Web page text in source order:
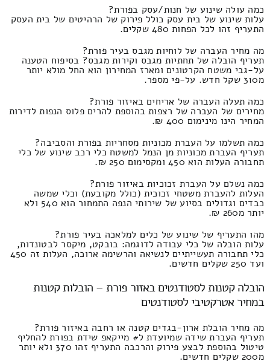
כמה עולה שינוע של חנות/עסק בפורת?
עלות שינוע של בית עסק כולל פירוק של הרהיטים של בית העסק
התעריף זהו לכל הפחות 480 שקלים.
מה מחיר העברה של לוחיות מגבס בעיר פורת?
תעריף הובלה של תחתיות מגבס וקירות מגבס? בסיפוח הטענה
על-גבי משטח הקרטונים ומארז המחירון הוא החל מולא יותר
מ310 שקל חדש. על-פי מספר.
כמה תעלה העברה של אריחים באיזור פורת?
מחירים של העברה של רצפות בהוספת להרים פלוס הנפות לדירות
המחיר הינו מינימום 400 ₪.
כמה תשלמו על העברת מכוניות מסחריות בפורת והסביבה?
תעריף העברת מכוניות מן הנמל למשטח כלי רכב שינוע של כלי
תחבורה העלות הוא 450 ומקסימום 250 ₪.
כמה נשלם על העברת זכוכיות באיזור פורת?
העלות להעברת משטחי זכוכית (כולל מקובעת) וכלי שמשה
כבדים וגדולים בסיוע של שירותי הנפה התמחור הוא 540 ולא
יותר מ260 ₪.
מהו התעריף של שינוע של כלים למלאכה בעיר פורת?
עלות הובלה של כלי עבודה לדוגמה: בובקט, מיקסר לבטונדות,
כלי תחבורה תעשייתיים לנשיאה והרשימה ארוכה, העלות זה 450
ועד 250 שקלים חדשים.
הובלה קטנות לסטודנטים באזור פורת – הובלות קטנות
במחיר אטרקטיבי לסטודנטים
מה מחיר הובלת ארון-בגדים קטנה או רחבה באיזור פורת?
תעריף העברת שידה שמיועדת ל# מייקאפ שידת בפורת להחליף
טיטול בהוספת לבצע פירוק והרכבה התעריף זהו 370 ולא יותר
מ200 שקלים חדשים.